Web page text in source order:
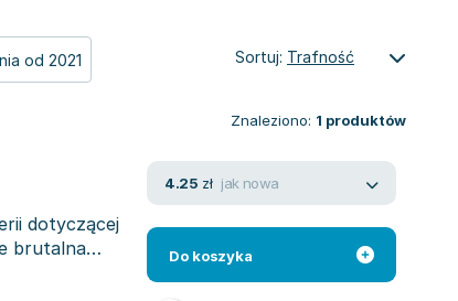
od 2021 Sortuj: Trafność
Znaleziono: 1 produktów
dotyczącej
brutalna
4.25 zł jak nowa
Do koszyka